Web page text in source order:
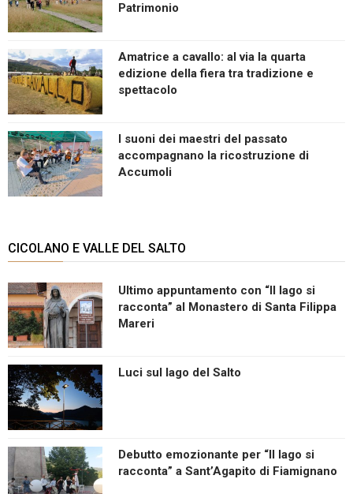
Patrimonio
Amatrice a cavallo: al via la quarta
edizione della fiera tra tradizione e
spettacolo
I suoni dei maestri del passato
accompagnano la ricostruzione di
Accumoli
CICOLANO E VALLE DEL SALTO
Ultimo appuntamento con “Il lago si
racconta” al Monastero di Santa Filippa
Mareri
Luci sul lago del Salto
Debutto emozionante per “Il lago si
racconta” a Sant’Agapito di Fiamignano